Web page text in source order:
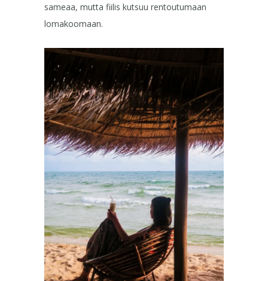
sameaa, mutta fiilis kutsuu rentoutumaan
lomakoomaan.